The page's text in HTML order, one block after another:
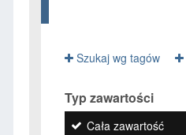
Szukaj wg tagów
Typ zawartości
Cała zawartość